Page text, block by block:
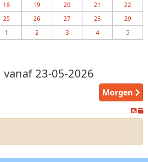
18 19 20 21
22
25 26 27 28
29
1 2 3 4 5
vanaf 23-05-2026
Morgen